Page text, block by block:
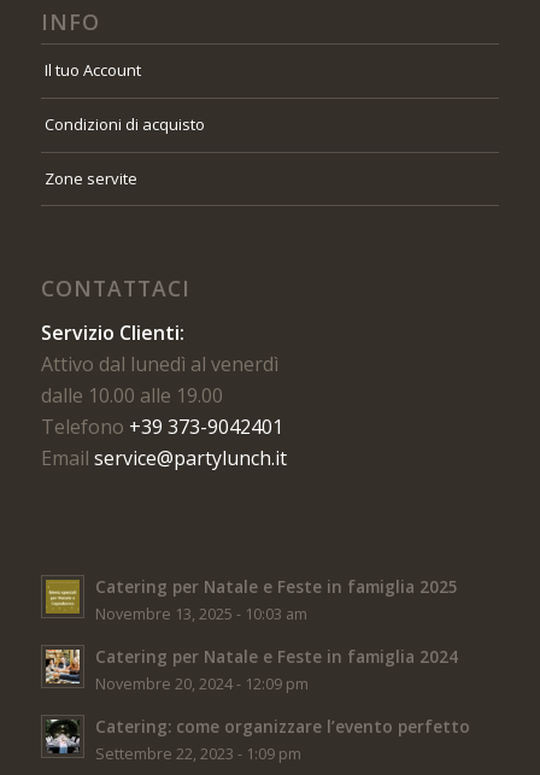
INFO
Il tuo Account
Condizioni di acquisto
Zone servite
CONTATTACI
Servizio Clienti:
Attivo dal lunedì al venerdì
dalle 10.00 alle 19.00
Telefono +39 373-9042401
Email service@partylunch.it
Catering per Natale e Feste in famiglia 2025
Novembre 13, 2025 - 10:03 am
Catering per Natale e Feste in famiglia 2024
Novembre 20, 2024 - 12:09 pm
Catering: come organizzare l’evento perfetto
Settembre 22, 2023 - 1:09 pm